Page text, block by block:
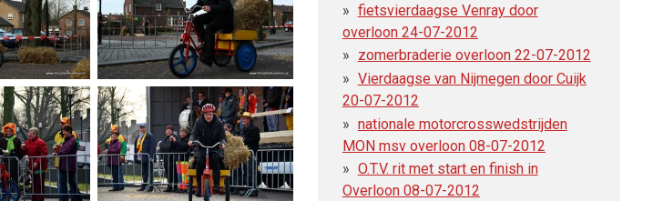
fietsvierdaagse Venray door
overloon 24-07-2012
zomerbraderie overloon 22-07-2012
Vierdaagse van Nijmegen door Cuijk
20-07-2012
nationale motorcrosswedstrijden
MON msv overloon 08-07-2012
O.T.V. rit met start en finish in
Overloon 08-07-2012